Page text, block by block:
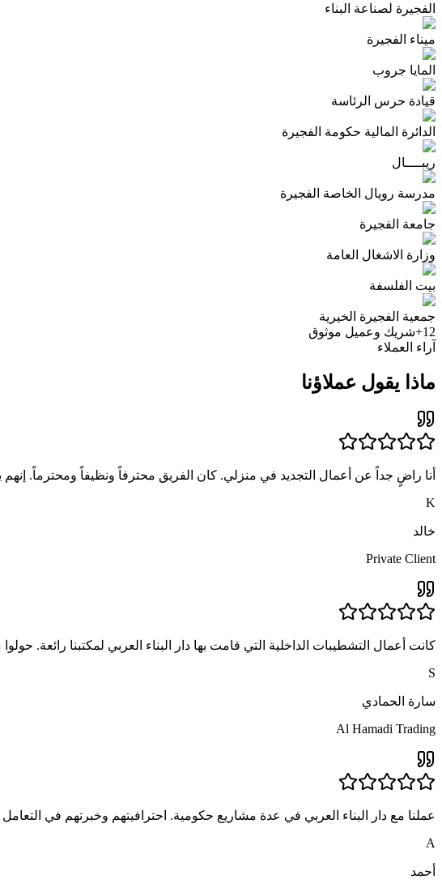
الفجيرة لصناعة البناء
ميناء الفجيرة
المايا جروب
قيادة حرس الرئاسة
الدائرة المالية حكومة الفجيرة
ريبــــال
مدرسة رويال الخاصة الفجيرة
جامعة الفجيرة
وزارة الاشغال العامة
بيت الفلسفة
جمعية الفجيرة الخيرية
12
+شريك وعميل موثوق
آراء العملاء
ماذا يقول عملاؤنا
أنا راضٍ جداً عن أعمال التجديد في منزلي. كان الفريق محترفاً ونظيفاً ومحترماً. إنهم
K
خالد
Private Client
كانت أعمال التشطيبات الداخلية التي قامت بها دار البناء العربي لمكتبنا رائعة.
S
سارة الحمادي
Al Hamadi Trading
عملنا مع دار البناء العربي في عدة مشاريع حكومية. احترافيتهم وخبرتهم في التعامل
A
أحمد